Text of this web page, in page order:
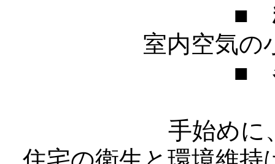
■
室内空気の
■
手始めに